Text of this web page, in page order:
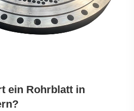
ein Rohrblatt in